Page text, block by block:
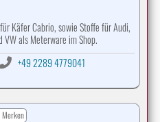
Käfer Cabrio, sowie Stoffe für Audi,
VW als Meterware im Shop.
+49 2289 4779041
Merken